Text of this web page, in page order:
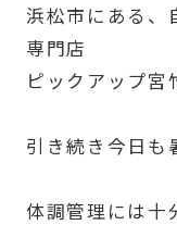
浜松市にある、
専門店
ピックアップ宮
引き続き今日も
体調管理には十